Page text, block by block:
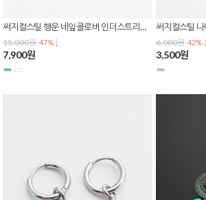
써지컬스틸 행운 네잎클로버 인더스트리얼 바벨 플렉시블 피어싱 큐빅 드롭 P-0825
15,000원 47% ↓
7,900원
6,000원 42% ↓
3,500원